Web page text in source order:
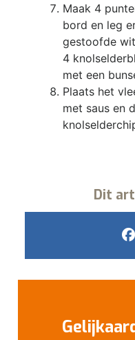
Maak 4
bord en leg
gestoofde
4
met een
Plaats het
met saus en
Dit